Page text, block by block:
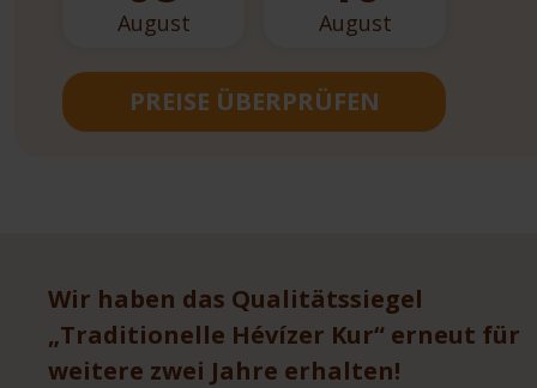
August August
PREISE ÜBERPRÜFEN
Wir haben das Qualitätssiegel
„Traditionelle Hévízer Kur“ erneut für
weitere zwei Jahre erhalten!